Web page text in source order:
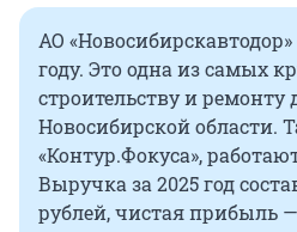
АО
году. Это одна из самых
строительству и ремонту
Новосибирской области.
«Контур.Фокуса»,
Выручка за 2025 год
рублей, чистая прибыль